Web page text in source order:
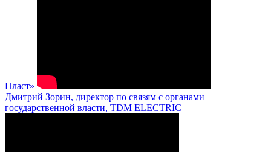
Пласт»
Дмитрий Зорин, директор по связям с органами
государственной власти, TDM ELECTRIC